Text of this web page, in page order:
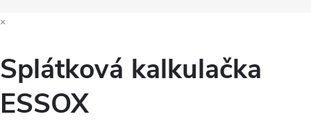
×
Splátková kalkulačka
ESSOX